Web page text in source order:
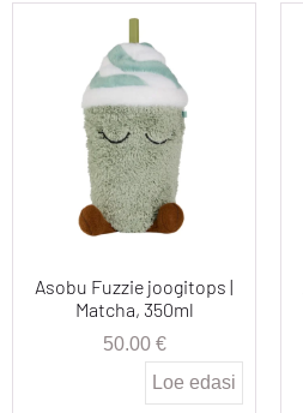
Asobu Fuzzie joogitops |
Matcha, 350ml
50.00 €
Loe edasi